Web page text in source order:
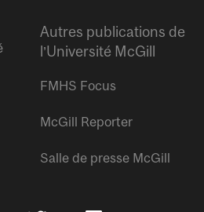
Autres publications de
l’Université McGill
FMHS Focus
McGill Reporter
Salle de presse McGill